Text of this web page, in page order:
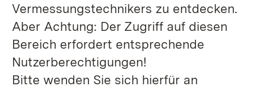
Vermessungstechnikers zu entdecken.
Aber Achtung: Der Zugriff auf diesen
Bereich erfordert entsprechende
Nutzerberechtigungen!
Bitte wenden Sie sich hierfür an